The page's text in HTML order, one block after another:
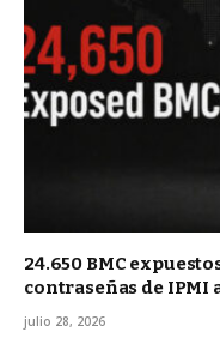
24.650 BMC
contraseñas de IPMI
julio 28, 2026